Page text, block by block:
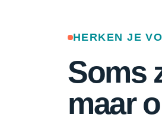
HERKEN JE
Soms
maar